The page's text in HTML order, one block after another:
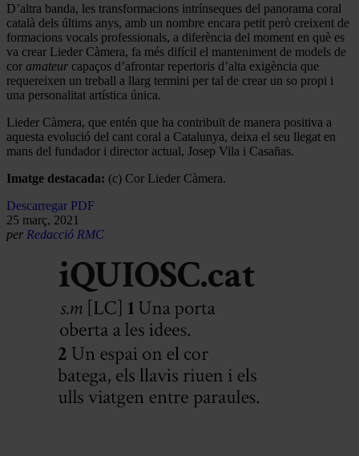
D’altra banda, les transformacions intrínseques del panorama coral
català dels últims anys, amb un nombre encara petit però creixent de
formacions vocals professionals, a diferència del moment en què es
va crear Lieder Càmera, fa més difícil el manteniment de models de
cor amateur capaços d’afrontar repertoris d’alta exigència que
requereixen un treball a llarg termini per tal de crear un so propi i
una personalitat artística única.
Lieder Càmera, que entén que ha contribuït de manera positiva a
aquesta evolució del cant coral a Catalunya, deixa el seu llegat en
mans del fundador i director actual, Josep Vila i Casañas.
Imatge destacada: (c) Cor Lieder Càmera.
Descarregar PDF
25 març, 2021
per Redacció RMC